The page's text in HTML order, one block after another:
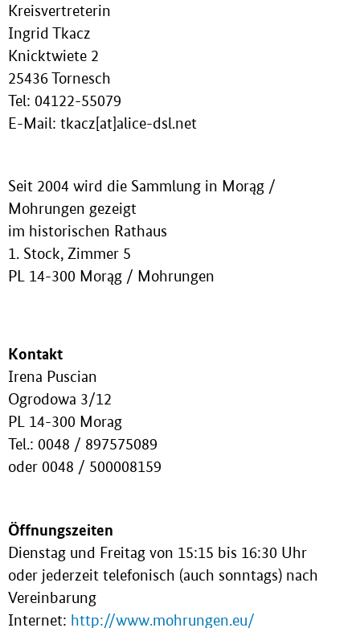
Kreisvertreterin
Ingrid Tkacz
Knicktwiete 2
25436 Tornesch
Tel: 04122-55079
E-Mail: tkacz[at]alice-dsl.net
Seit 2004 wird die Sammlung in Morąg /
Mohrungen gezeigt
im historischen Rathaus
1. Stock, Zimmer 5
PL 14-300 Morąg / Mohrungen
Kontakt
Irena Puscian
Ogrodowa 3/12
PL 14-300 Morag
Tel.: 0048 / 897575089
oder 0048 / 500008159
Öffnungszeiten
Dienstag und Freitag von 15:15 bis 16:30 Uhr
oder jederzeit telefonisch (auch sonntags) nach
Vereinbarung
Internet: http://www.mohrungen.eu/